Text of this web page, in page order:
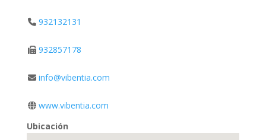
932132131
932857178
info@vibentia.com
www.vibentia.com
Ubicación